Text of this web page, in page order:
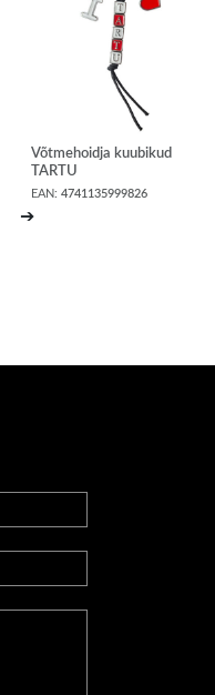
Võtmehoidja kuubikud
TARTU
EAN: 4741135999826
➔